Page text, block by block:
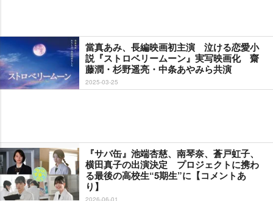
當真あみ、長編映画初主演 泣ける恋愛小
説『ストロベリームーン』実写映画化 齋
藤潤・杉野遥亮・中条あやみら共演
2025-03-25
『サバ缶』池端杏慈、南琴奈、蒼戸虹子、
横田真子の出演決定 プロジェクトに携わ
る最後の高校生“5期生”に【コメントあ
り】
2026-06-01